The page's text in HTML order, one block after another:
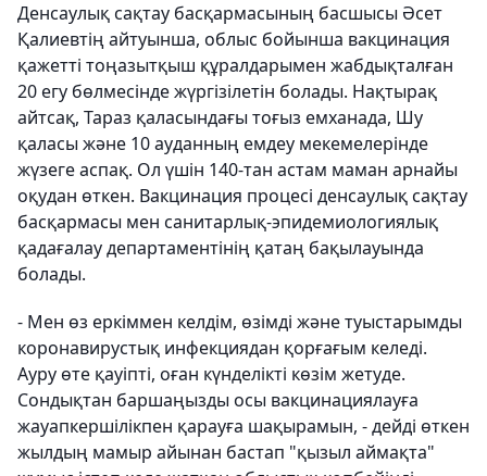
Денсаулық сақтау басқармасының басшысы Әсет
Қалиевтің айтуынша, облыс бойынша вакцинация
қажетті тоңазытқыш құралдарымен жабдықталған
20 егу бөлмесінде жүргізілетін болады. Нақтырақ
айтсақ, Тараз қаласындағы тоғыз емханада, Шу
қаласы және 10 ауданның емдеу мекемелерінде
жүзеге аспақ. Ол үшін 140-тан астам маман арнайы
оқудан өткен. Вакцинация процесі денсаулық сақтау
басқармасы мен санитарлық-эпидемиологиялық
қадағалау департаментінің қатаң бақылауында
болады.
- Мен өз еркіммен келдім, өзімді және туыстарымды
коронавирустық инфекциядан қорғағым келеді.
Ауру өте қауіпті, оған күнделікті көзім жетуде.
Сондықтан баршаңызды осы вакцинациялауға
жауапкершілікпен қарауға шақырамын, - дейді өткен
жылдың мамыр айынан бастап "қызыл аймақта"